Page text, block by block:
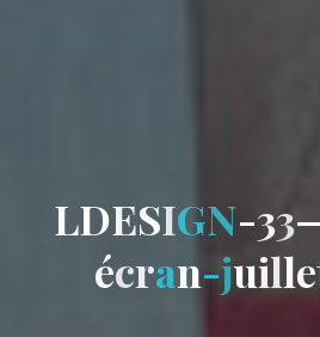
LDESIGN-33
écran-juille